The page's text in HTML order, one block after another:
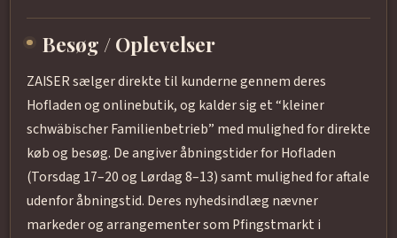
Besøg / Oplevelser
ZAISER sælger direkte til kunderne gennem deres
Hofladen og onlinebutik, og kalder sig et “kleiner
schwäbischer Familienbetrieb” med mulighed for direkte
køb og besøg. De angiver åbningstider for Hofladen
(Torsdag 17–20 og Lørdag 8–13) samt mulighed for aftale
udenfor åbningstid. Deres nyhedsindlæg nævner
markeder og arrangementer som Pfingstmarkt i